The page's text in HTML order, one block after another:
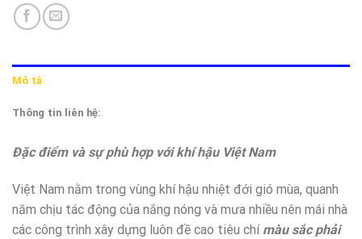
Mô tả
Thông tin liên hệ:
Đặc điểm và sự phù hợp với khí hậu Việt Nam
Việt Nam nằm trong vùng khí hậu nhiệt đới gió mùa, quanh
năm chịu tác động của nắng nóng và mưa nhiều nên mái nhà
các công trình xây dựng luôn đề cao tiêu chí màu sắc phải